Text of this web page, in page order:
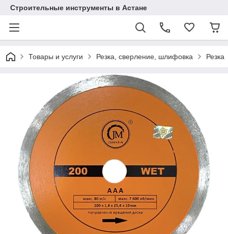
Строительные инструменты в Астане
Товары и услуги Резка, сверление, шлифовка Резка